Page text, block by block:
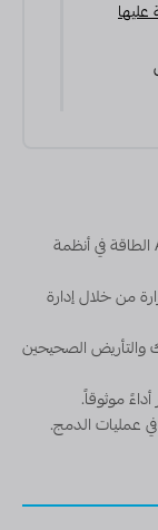
عليها
توفر ABB 6138/11-84-84-500 الطاقة في أنظمة
من خلال إدارة
والتأريض الصحيحين
أداءً موثوقاً.
عمليات الدمج.